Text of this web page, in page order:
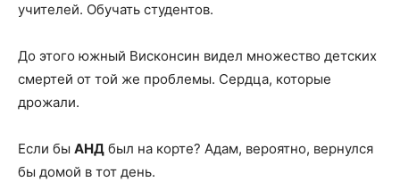
учителей. Обучать студентов.
До этого южный Висконсин видел множество детских
смертей от той же проблемы. Сердца, которые
дрожали.
Если бы АНД был на корте? Адам, вероятно, вернулся
бы домой в тот день.